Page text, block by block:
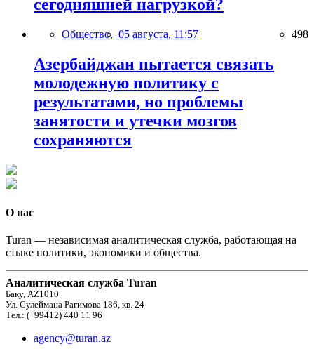
сегодняшней нагрузкой?
Общество, 05 августа, 11:57 498
Азербайджан пытается связать
молодежную политику с
результатами, но проблемы
занятости и утечки мозгов
сохраняются
О нас
Turan — независимая аналитическая служба, работающая на
стыке политики, экономики и общества.
Аналитическая служба Turan
Баку, AZ1010
Ул. Сулеймана Рагимова 186, кв. 24
Тел.: (+99412) 440 11 96
agency@turan.az